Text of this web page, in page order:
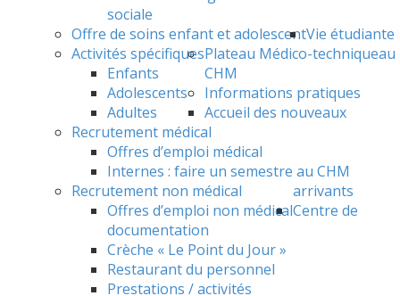
sociale
Offre de soins enfant et adolescent
Activités spécifiques
Enfants
Adolescents
Adultes
Plateau Médico-technique
Recrutement médical
Offres d’emploi médical
Internes : faire un semestre au CHM
Vie étudiante
au
CHM
Recrutement non médical
Offres d’emploi non médical
Informations pratiques
Accueil des nouveaux
arrivants
Centre de
documentation
Crèche « Le Point du Jour »
Restaurant du personnel
Prestations / activités